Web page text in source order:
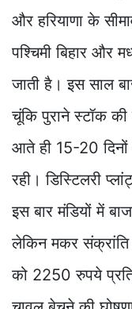
और हरियाणा के
पश्चिमी बिहार और
जाती है। इस साल
चूंकि पुराने स्टॉक
आते ही 15-20 दिनों
रही। डिस्टिलरी
इस बार मंडियों में
लेकिन मकर
को 2250 रुपये